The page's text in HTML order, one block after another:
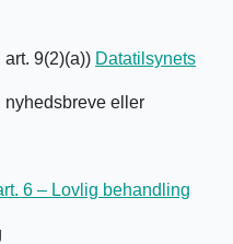
9(2)(a)) Datatilsynets
nyhedsbreve eller
6 – Lovlig behandling